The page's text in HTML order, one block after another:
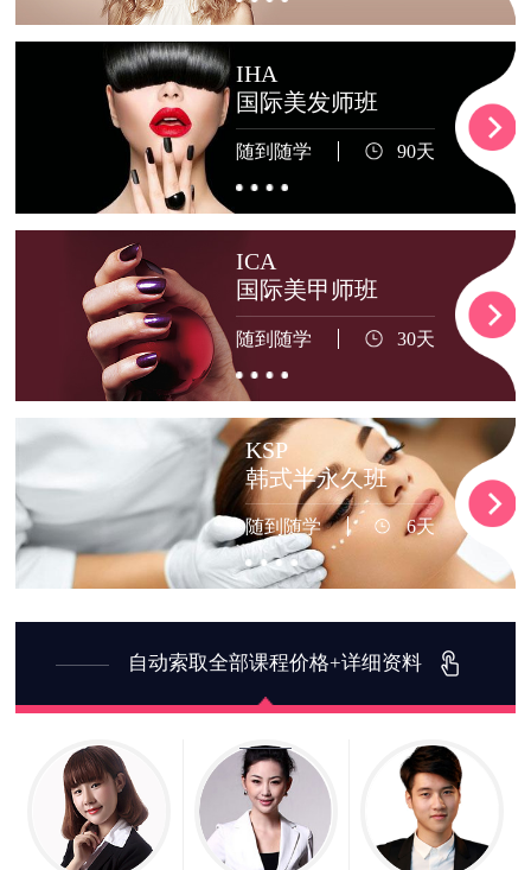
IHA
国际美发师班
随到随学 90天
ICA
国际美甲师班
随到随学 30天
KSP
韩式半永久班
随到随学 6天
自动索取全部课程价格+详细资料